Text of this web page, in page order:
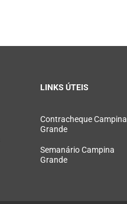
LINKS ÚTEIS
Contracheque Campina
Grande
Semanário Campina
Grande